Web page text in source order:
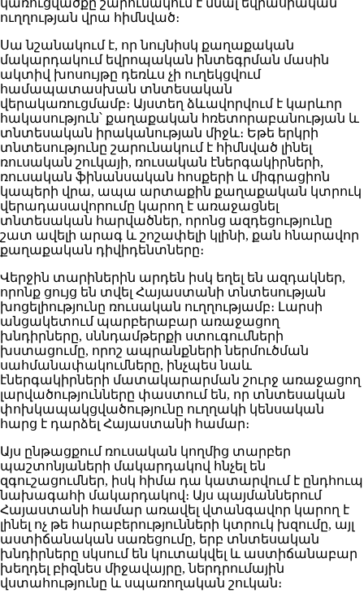
ուղղության վրա հիմնված։
Սա նշանակում է, որ նույնիսկ քաղաքական
մակարդակում եվրոպական ինտեգրման մասին
ակտիվ խոսույթը դեռևս չի ուղեկցվում
համապատասխան տնտեսական
վերակառուցմամբ։ Այստեղ ձևավորվում է կարևոր
հակասություն՝ քաղաքական հռետորաբանության և
տնտեսական իրականության միջև։ Եթե երկրի
տնտեսությունը շարունակում է հիմնված լինել
ռուսական շուկայի, ռուսական էներգակիրների,
ռուսական ֆինանսական հոսքերի և միգրացիոն
կապերի վրա, ապա արտաքին քաղաքական կտրուկ
վերադասավորումը կարող է առաջացնել
տնտեսական հարվածներ, որոնց ազդեցությունը
շատ ավելի արագ և շոշափելի կլինի, քան հնարավոր
քաղաքական դիվիդենտները։
Վերջին տարիներին արդեն իսկ եղել են ազդակներ,
որոնք ցույց են տվել Հայաստանի տնտեսության
խոցելիությունը ռուսական ուղղությամբ։ Լարսի
անցակետում պարբերաբար առաջացող
խնդիրները, սննդամթերքի ստուգումների
խստացումը, որոշ ապրանքների ներմուծման
սահմանափակումները, ինչպես նաև
էներգակիրների մատակարարման շուրջ առաջացող
լարվածությունները փաստում են, որ տնտեսական
փոխկապակցվածությունը ուղղակի կենսական
հարց է դարձել Հայաստանի համար։
Այս ընթացքում ռուսական կողմից տարբեր
պաշտոնյաների մակարդակով հնչել են
զգուշացումներ, իսկ հիմա դա կատարվում է ընդհուպ
նախագահի մակարդակով։ Այս պայմաններում
Հայաստանի համար առավել վտանգավոր կարող է
լինել ոչ թե հարաբերությունների կտրուկ խզումը, այլ
աստիճանական սառեցումը, երբ տնտեսական
խնդիրները սկսում են կուտակվել և աստիճանաբար
խեղդել բիզնես միջավայրը, ներդրումային
վստահությունը և սպառողական շուկան։